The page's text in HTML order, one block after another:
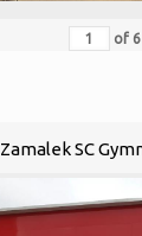
of 6
Zamalek SC